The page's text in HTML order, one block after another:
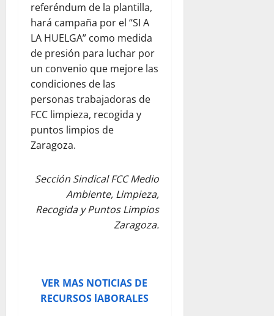
referéndum de la plantilla,
hará campaña por el “SI A
LA HUELGA” como medida
de presión para luchar por
un convenio que mejore las
condiciones de las
personas trabajadoras de
FCC limpieza, recogida y
puntos limpios de
Zaragoza.
Sección Sindical FCC Medio
Ambiente, Limpieza,
Recogida y Puntos Limpios
Zaragoza.
VER MAS NOTICIAS DE
RECURSOS lABORALES